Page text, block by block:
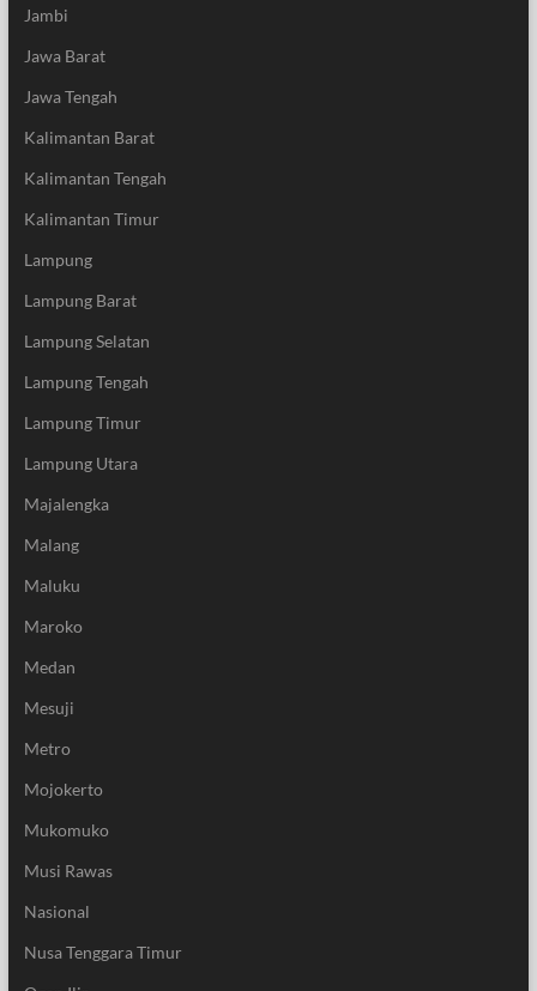
Jambi
Jawa Barat
Jawa Tengah
Kalimantan Barat
Kalimantan Tengah
Kalimantan Timur
Lampung
Lampung Barat
Lampung Selatan
Lampung Tengah
Lampung Timur
Lampung Utara
Majalengka
Malang
Maluku
Maroko
Medan
Mesuji
Metro
Mojokerto
Mukomuko
Musi Rawas
Nasional
Nusa Tenggara Timur